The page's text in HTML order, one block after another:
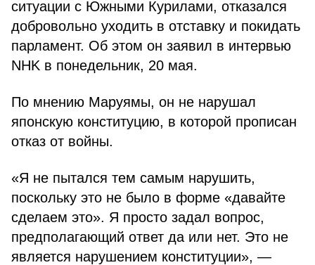
ситуации с Южными Курилами, отказался
добровольно уходить в отставку и покидать
парламент. Об этом он заявил в интервью
NHK в понедельник, 20 мая.
По мнению Маруямы, он не нарушал
японскую конституцию, в которой прописан
отказ от войны.
«Я не пытался тем самым нарушить,
поскольку это не было в форме «давайте
сделаем это». Я просто задал вопрос,
предполагающий ответ да или нет. Это не
является нарушением конституции», —